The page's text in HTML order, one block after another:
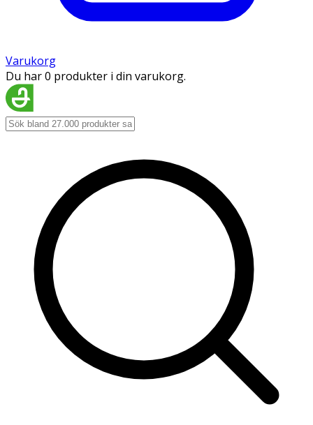
Varukorg
Du har 0 produkter i din varukorg.